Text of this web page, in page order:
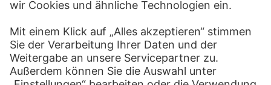
All rights reserved.
DIGITALE SAMMLUNG
Startseite
Werke
Künstler